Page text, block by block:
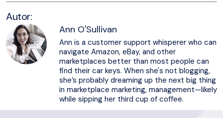
Autor:
Ann O'Sullivan
Ann is a customer support whisperer who can
navigate Amazon, eBay, and other
marketplaces better than most people can
find their car keys. When she's not blogging,
she’s probably dreaming up the next big thing
in marketplace marketing, management—likely
while sipping her third cup of coffee.